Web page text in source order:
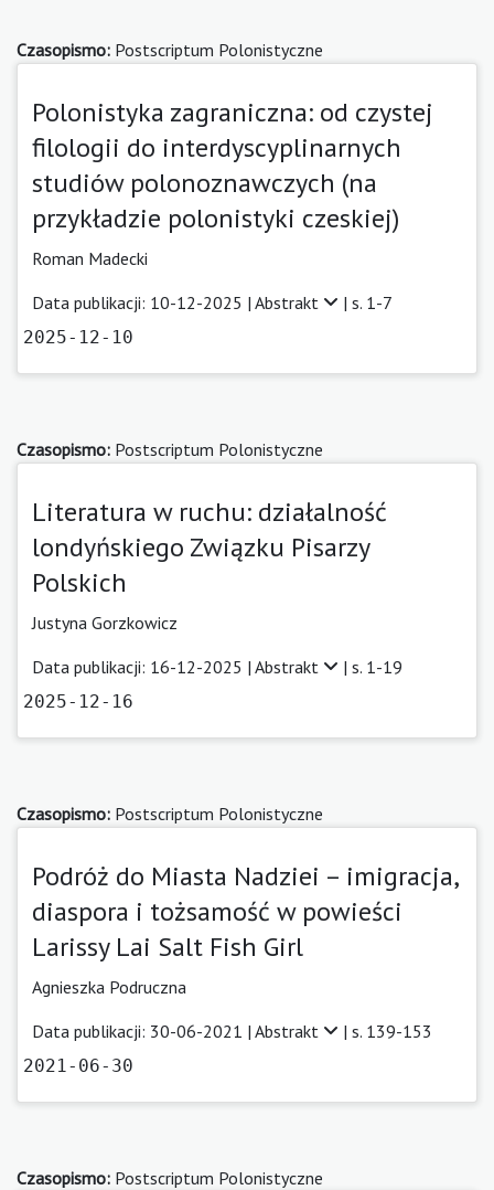
Czasopismo: Postscriptum Polonistyczne
Polonistyka zagraniczna: od czystej
filologii do interdyscyplinarnych
studiów polonoznawczych (na
przykładzie polonistyki czeskiej)
Roman Madecki
Data publikacji: 10-12-2025 | Abstrakt | s. 1-7
2025-12-10
Czasopismo: Postscriptum Polonistyczne
Literatura w ruchu: działalność
londyńskiego Związku Pisarzy
Polskich
Justyna Gorzkowicz
Data publikacji: 16-12-2025 | Abstrakt | s. 1-19
2025-12-16
Czasopismo: Postscriptum Polonistyczne
Podróż do Miasta Nadziei – imigracja,
diaspora i tożsamość w powieści
Larissy Lai Salt Fish Girl
Agnieszka Podruczna
Data publikacji: 30-06-2021 | Abstrakt | s. 139-153
2021-06-30
Czasopismo: Postscriptum Polonistyczne